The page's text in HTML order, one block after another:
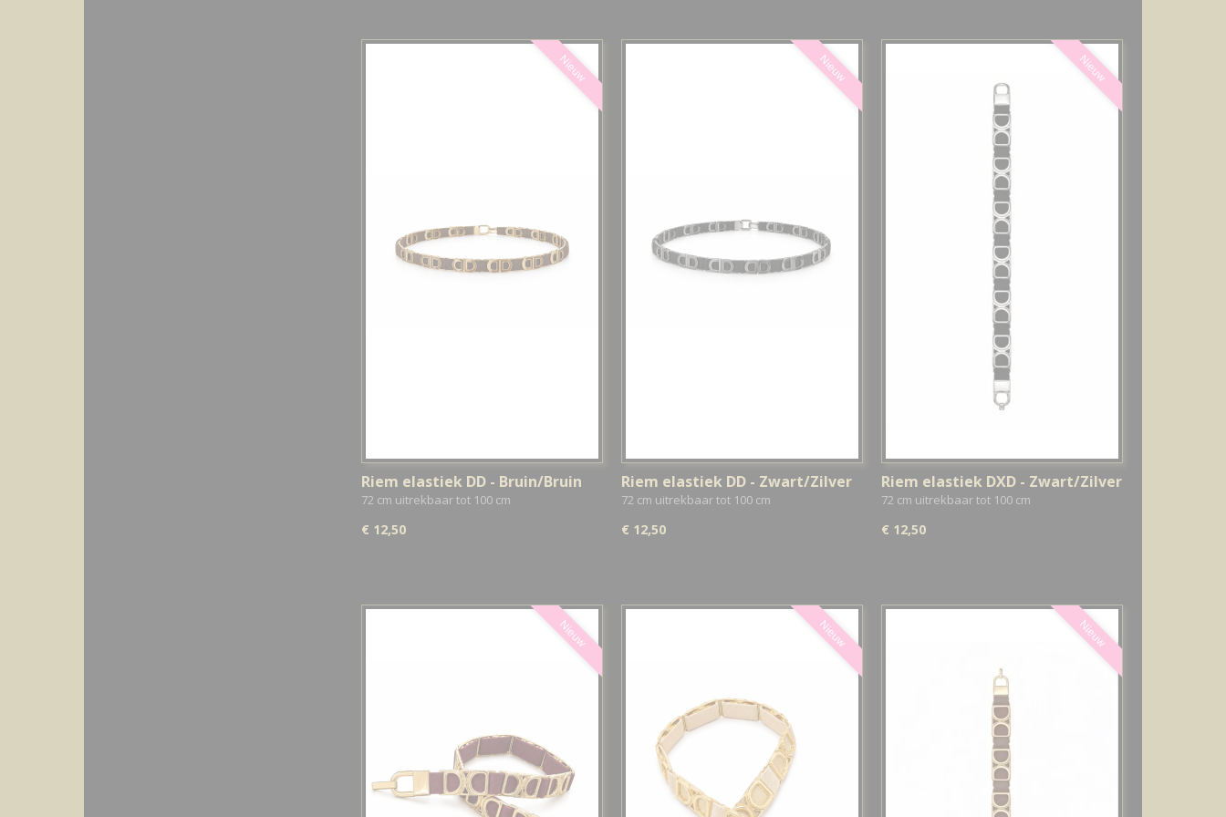
Nieuw
Riem elastiek DD - Bruin/Bruin
72 cm uitrekbaar tot 100 cm
€ 12,50
Nieuw
Riem elastiek DD - Zwart/Zilver
72 cm uitrekbaar tot 100 cm
€ 12,50
Nieuw
Riem elastiek DXD - Zwart/Zilver
72 cm uitrekbaar tot 100 cm
€ 12,50
Nieuw Nieuw Nieuw